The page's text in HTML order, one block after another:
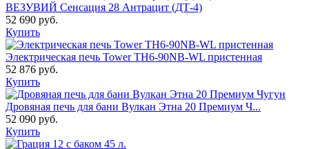
ВЕЗУВИЙ Сенсация 28 Антрацит (ДТ-4)
52 690 руб.
Купить
Электрическая печь Tower TH6-90NB-WL пристенная
52 876 руб.
Купить
Дровяная печь для бани Вулкан Этна 20 Премиум Ч...
52 090 руб.
Купить